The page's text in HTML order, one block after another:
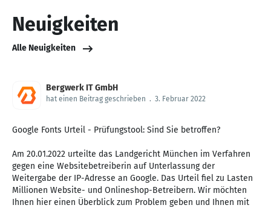
Neuigkeiten
Alle Neuigkeiten
Bergwerk IT GmbH
hat einen Beitrag geschrieben . 3. Februar 2022
Google Fonts Urteil - Prüfungstool: Sind Sie betroffen?
Am 20.01.2022 urteilte das Landgericht München im Verfahren
gegen eine Websitebetreiberin auf Unterlassung der
Weitergabe der IP-Adresse an Google. Das Urteil fiel zu Lasten
Millionen Website- und Onlineshop-Betreibern. Wir möchten
Ihnen hier einen Überblick zum Problem geben und Ihnen mit